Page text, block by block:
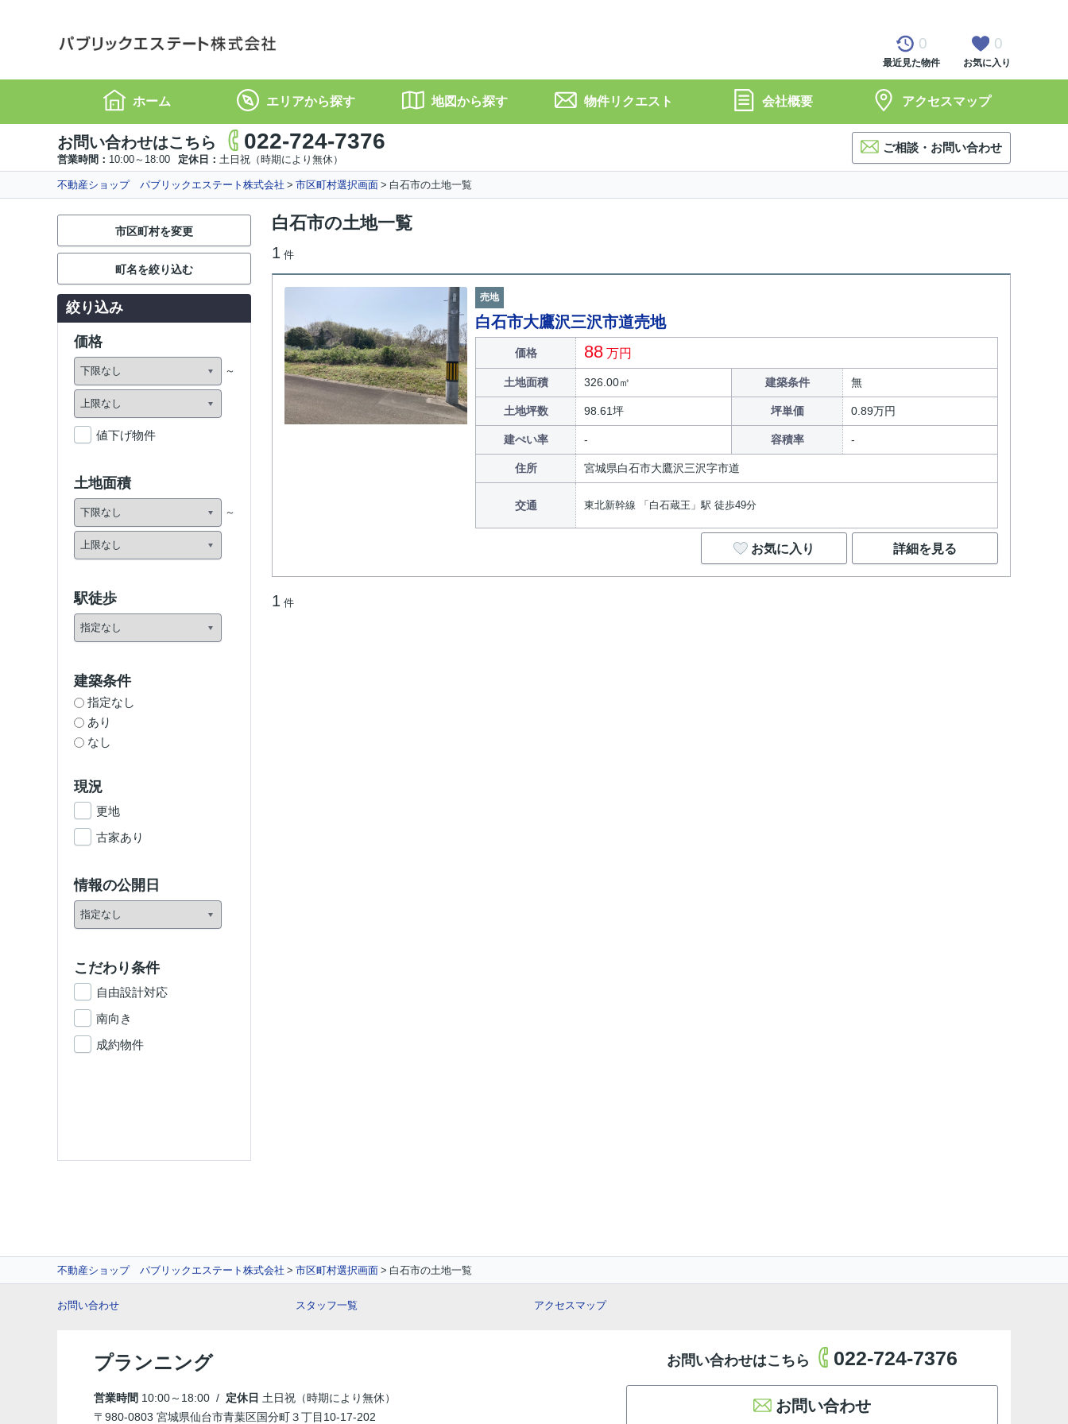
0
最近見た物件
0
お気に入り
ホーム エリアから探す 地図から探す 物件リクエスト 会社概要 アクセスマップ
お問い合わせはこちら 022-724-7376
営業時間： 10:00～18:00 定休日： 土日祝（時期により無休）
ご相談・お問い合わせ
不動産ショップ パブリックエステート株式会社 市区町村選択画面 白石市の土地一覧
白石市の土地一覧
1 件
売地
白石市大鷹沢三沢市道売地
価格 88 万円
土地面積 326.00㎡ 建築条件 無
土地坪数 98.61坪 坪単価 0.89万円
建ぺい率 容積率
住所 宮城県白石市大鷹沢三沢字市道
交通 東北新幹線 「白石蔵王」駅 徒歩49分
お気に入り 詳細を見る
1 件
市区町村を変更
町名を絞り込む
絞り込み
価格
値下げ物件
土地面積
駅徒歩
建築条件
指定なし
あり
なし
現況
更地
古家あり
情報の公開日
こだわり条件
自由設計対応
南向き
成約物件
不動産ショップ パブリックエステート株式会社 市区町村選択画面 白石市の土地一覧
お問い合わせ スタッフ一覧 アクセスマップ
プランニング
営業時間 10:00～18:00 / 定休日 土日祝（時期により無休）
〒980-0803 宮城県仙台市青葉区国分町３丁目10-17-202
お問い合わせはこちら 022-724-7376
お問い合わせ